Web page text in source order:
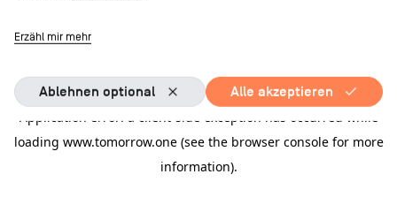
Application error: a client-side exception has occurred while
loading www.tomorrow.one (see the browser console for more
information).
Erzähl mir mehr
Ablehnen optional Alle akzeptieren